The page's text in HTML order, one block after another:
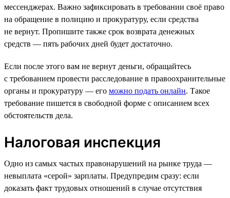
мессенджерах. Важно зафиксировать в требовании своё право
на обращение в полицию и прокуратуру, если средства
не вернут. Пропишите также срок возврата денежных
средств — пять рабочих дней будет достаточно.
Если после этого вам не вернут деньги, обращайтесь
с требованием провести расследование в правоохранительные
органы и прокуратуру — его можно подать онлайн. Такое
требование пишется в свободной форме с описанием всех
обстоятельств дела.
Налоговая инспекция
Одно из самых частых правонарушений на рынке труда —
невыплата «серой» зарплаты. Предупредим сразу: если
доказать факт трудовых отношений в случае отсутствия